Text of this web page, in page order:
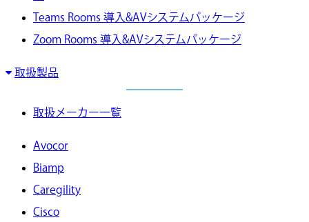
Teams Rooms 導入&AVシステムパッケージ
Zoom Rooms 導入&AVシステムパッケージ
取扱製品
取扱メーカー一覧
Avocor
Biamp
Caregility
Cisco